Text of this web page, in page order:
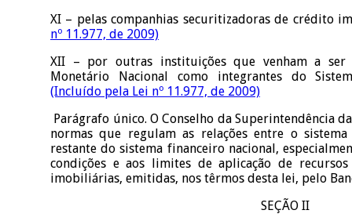
XI – pelas companhias securitizadoras de crédito
nº 11.977, de 2009)
XII – por outras instituições que venham a ser
Monetário Nacional como integrantes do
(Incluído pela Lei nº 11.977, de 2009)
Parágrafo único. O Conselho da Superintendência
normas que regulam as relações entre o
restante do sistema financeiro nacional,
condições e aos limites de aplicação de
imobiliárias, emitidas, nos têrmos desta lei, pelo
SEÇÃO II